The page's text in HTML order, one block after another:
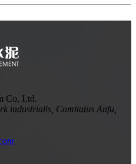
Co, Ltd.
industrialis, Comitatus Anfu,